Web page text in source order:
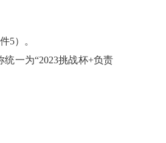
5）。
统一为“2023挑战杯+负责